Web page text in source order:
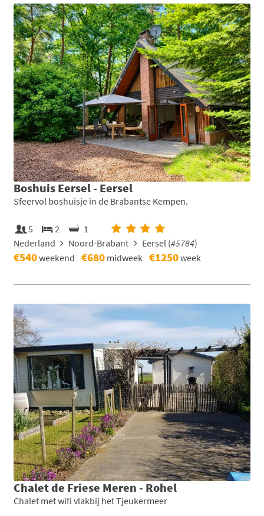
Boshuis Eersel - Eersel
Sfeervol boshuisje in de Brabantse Kempen.
5 2
1
Nederland
Noord-Brabant Eersel (#5784)
€540weekend €680 midweek €1250week
Chalet de Friese Meren - Rohel
Chalet met wifi vlakbij het Tjeukermeer